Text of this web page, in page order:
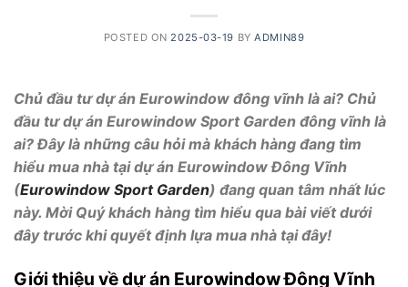
POSTED ON 2025-03-19 BYADMIN89
Chủ đầu tư dự án Eurowindow đông vĩnh là ai? Chủ
đầu tư dự án Eurowindow Sport Garden đông vĩnh là
ai? Đây là những câu hỏi mà khách hàng đang tìm
hiểu mua nhà tại dự án Eurowindow Đông Vĩnh
(Eurowindow Sport Garden) đang quan tâm nhất lúc
này. Mời Quý khách hàng tìm hiểu qua bài viết dưới
đây trước khi quyết định lựa mua nhà tại đây!
Giới thiệu về dự án Eurowindow Đông Vĩnh